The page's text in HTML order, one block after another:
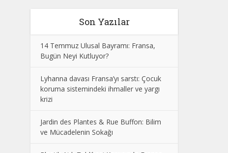
Son Yazılar
14 Temmuz Ulusal Bayramı: Fransa,
Bugün Neyi Kutluyor?
Lyhanna davası Fransa’yı sarstı: Çocuk
koruma sistemindeki ihmaller ve yargı
krizi
Jardin des Plantes & Rue Buffon: Bilim
ve Mücadelenin Sokağı